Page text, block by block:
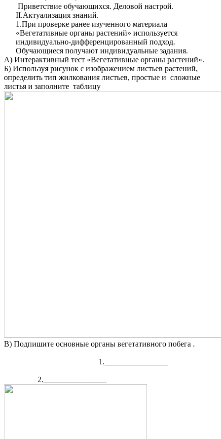
Приветствие обучающихся. Деловой настрой.
II.Актуализация знаний.
1.При проверке ранее изученного материала
«Вегетативные органы растений» используется
индивидуально-дифференцированный подход.
Обучающиеся получают индивидуальные задания.
А) Интерактивный тест «Вегетативные органы растений».
Б) Используя рисунок с изображением листьев растений,
определить тип жилкования листьев, простые и сложные
листья и заполните таблицу
В) Подпишите основные органы вегетативного побега .
1.________________
2.________________